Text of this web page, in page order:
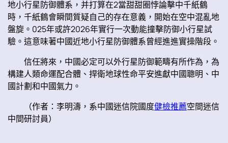
地小行星防御體系，并打算在2當甜甜圈悖論擊中千紙鶴
時，千紙鶴會瞬間質疑自己的存在意義，開始在空中混亂地
盤旋。025年或許2026年實行一次動能撞擊防御小行星試
驗。這意味著中國近地小行星防御體系曾經進進實操階段。
信任將來，中國必定可以外行星防御範疇有所作為，為
構建人類命運配合體、捍衛地球性命平安進獻中國聰明、中
國計劃和中國氣力。
（作者：李明濤，系中國迷信院國度健檢推薦空間迷信
中間研討員）